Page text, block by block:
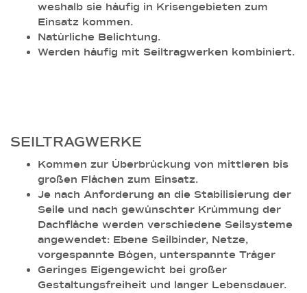
weshalb sie häufig in Krisengebieten zum
Einsatz kommen.
Natürliche Belichtung.
Werden häufig mit Seiltragwerken kombiniert.
SEILTRAGWERKE
Kommen zur Überbrückung von mittleren bis
großen Flächen zum Einsatz.
Je nach Anforderung an die Stabilisierung der
Seile und nach gewünschter Krümmung der
Dachfläche werden verschiedene Seilsysteme
angewendet: Ebene Seilbinder, Netze,
vorgespannte Bögen, unterspannte Träger
Geringes Eigengewicht bei großer
Gestaltungsfreiheit und langer Lebensdauer.